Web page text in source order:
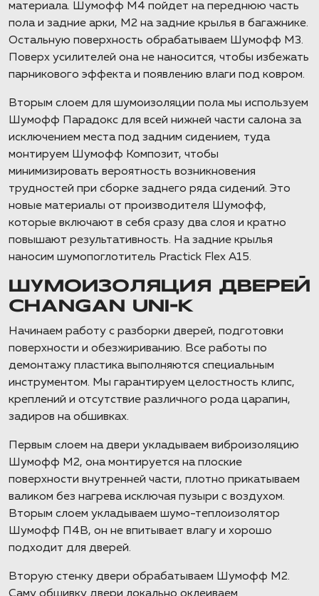
материала. Шумофф М4 пойдет на переднюю часть
пола и задние арки, М2 на задние крылья в багажнике.
Остальную поверхность обрабатываем Шумофф М3.
Поверх усилителей она не наносится, чтобы избежать
парникового эффекта и появлению влаги под ковром.
Вторым слоем для шумоизоляции пола мы используем
Шумофф Парадокс для всей нижней части салона за
исключением места под задним сидением, туда
монтируем Шумофф Композит, чтобы
минимизировать вероятность возникновения
трудностей при сборке заднего ряда сидений. Это
новые материалы от производителя Шумофф,
которые включают в себя сразу два слоя и кратно
повышают результативность. На задние крылья
наносим шумопоглотитель Practick Flex A15.
ШУМОИЗОЛЯЦИЯ ДВЕРЕЙ
CHANGAN UNI-K
Начинаем работу с разборки дверей, подготовки
поверхности и обезжириванию. Все работы по
демонтажу пластика выполняются специальным
инструментом. Мы гарантируем целостность клипс,
креплений и отсутствие различного рода царапин,
задиров на обшивках.
Первым слоем на двери укладываем виброизоляцию
Шумофф М2, она монтируется на плоские
поверхности внутренней части, плотно прикатываем
валиком без нагрева исключая пузыри с воздухом.
Вторым слоем укладываем шумо-теплоизолятор
Шумофф П4В, он не впитывает влагу и хорошо
подходит для дверей.
Вторую стенку двери обрабатываем Шумофф М2.